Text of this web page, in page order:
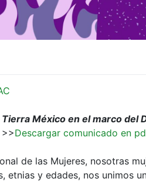
México en el marco del
>>Descargar comunicado en
de las Mujeres, nosotras
etnias y edades, nos unimos